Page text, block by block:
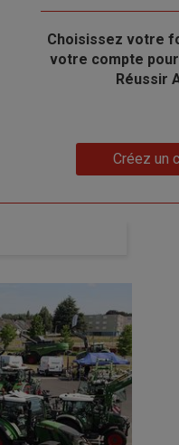
Body
Choisissez votre
votre compte
Réussir
Créez un